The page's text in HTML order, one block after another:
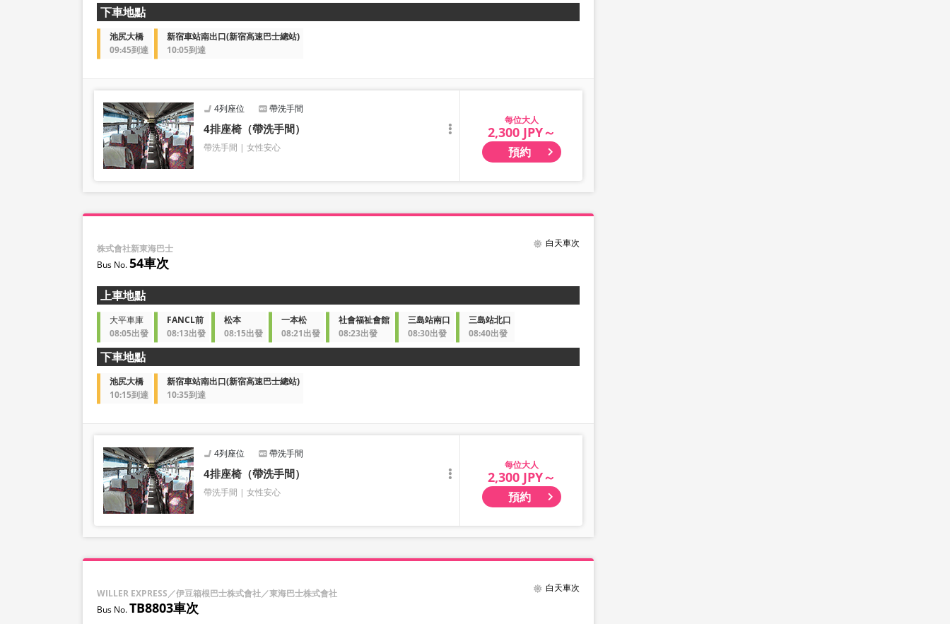
下車地點
池尻大橋
09:45到達
新宿車站南出口(新宿高速巴士總站)
10:05到達
4列座位 帶洗手間
4排座椅（帶洗手間）
帶洗手間 女性安心
大人
2,300 JPY～
預約
株式會社新東海巴士
54車次
白天車次
上車地點
大平車庫
08:05出發
FANCL前
08:13出發
松本
08:15出發
一本松
08:21出發
社會福祉會館
08:23出發
三島站南口
08:30出發
三島站北口
08:40出發
下車地點
池尻大橋
10:15到達
新宿車站南出口(新宿高速巴士總站)
10:35到達
4列座位 帶洗手間
4排座椅（帶洗手間）
帶洗手間 女性安心
大人
2,300 JPY～
預約
WILLER EXPRESS／伊豆箱根巴士株式會社／東海巴士株式會社
TB8803車次
白天車次